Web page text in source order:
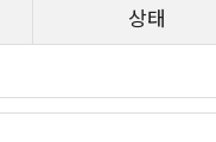
상태